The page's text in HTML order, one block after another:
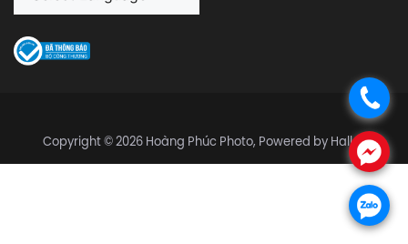
.
.
.
Copyright © 2026 Hoàng Phúc Photo, Powered by Halley